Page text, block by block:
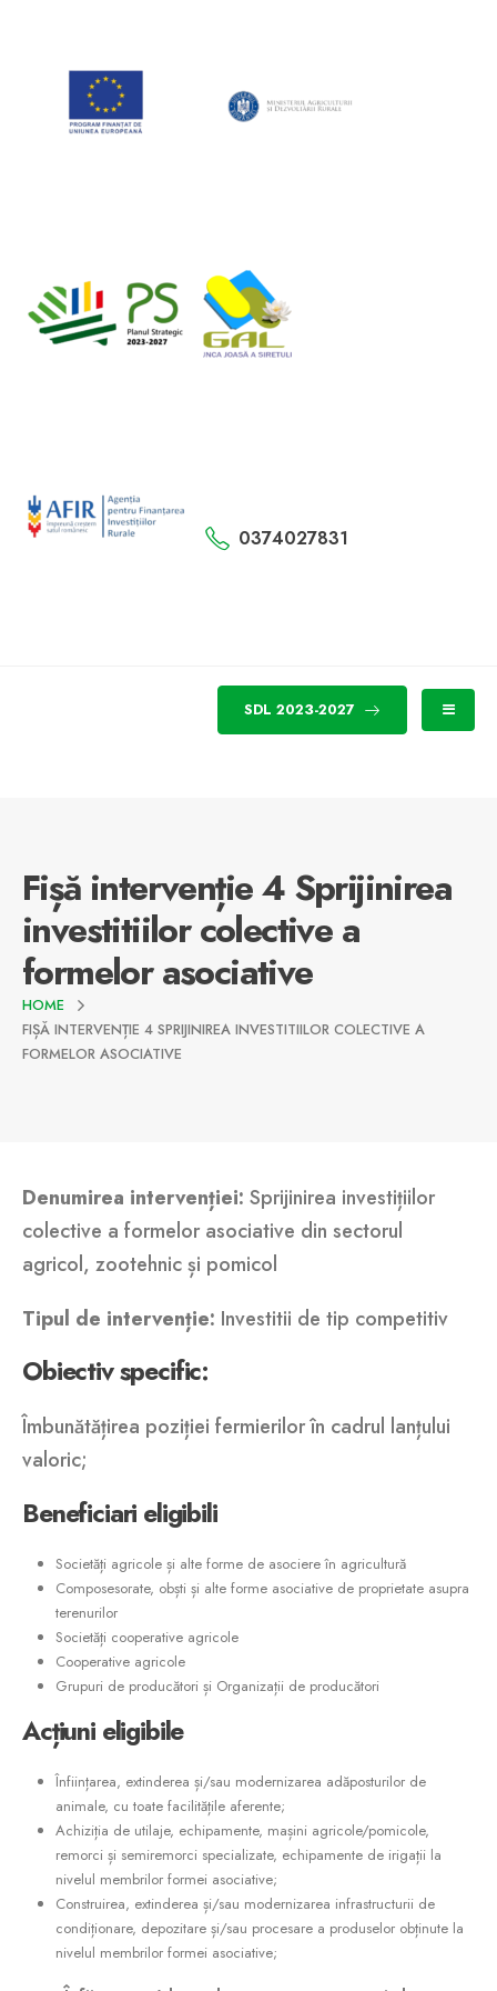
0374027831
SDL 2023-2027
Fișă intervenție 4 Sprijinirea
investitiilor colective a
formelor asociative
HOME
FIȘĂ INTERVENȚIE 4 SPRIJINIREA INVESTITIILOR COLECTIVE A
FORMELOR ASOCIATIVE
Denumirea intervenției: Sprijinirea investițiilor
colective a formelor asociative din sectorul
agricol, zootehnic și pomicol
Tipul de intervenție: Investitii de tip competitiv
Obiectivspecific:
Îmbunătățirea poziției fermierilor în cadrul lanțului
valoric;
Beneficiari eligibili
Societăți agricole și alte forme de asociere în agricultură
Composesorate, obști și alte forme asociative de proprietate asupra
terenurilor
Societăți cooperative agricole
Cooperative agricole
Grupuri de producători și Organizații de producători
Acțiuni eligibile
Înființarea, extinderea și/sau modernizarea adăposturilor de
animale, cu toate facilitățile aferente;
Achiziția de utilaje, echipamente, mașini agricole/pomicole,
remorci și semiremorci specializate, echipamente de irigații la
nivelul membrilor formei asociative;
Construirea, extinderea și/sau modernizarea infrastructurii de
condiționare, depozitare și/sau procesare a produselor obținute la
nivelul membrilor formei asociative;